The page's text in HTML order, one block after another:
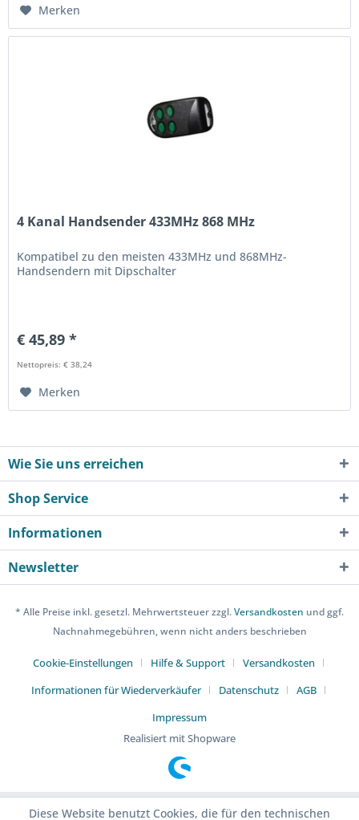
Merken
4 Kanal Handsender 433MHz 868 MHz
Kompatibel zu den meisten 433MHz und 868MHz-
Handsendern mit Dipschalter
€ 45,89 *
Nettopreis: € 38,24
Merken
Wie Sie uns erreichen
Shop Service
Informationen
Newsletter
* Alle Preise inkl. gesetzl. Mehrwertsteuer zzgl.Versandkosten und ggf.
Nachnahmegebühren, wenn nicht anders beschrieben
Cookie-Einstellungen Hilfe & Support
Versandkosten
Informationen für Wiederverkäufer
Datenschutz
AGB
Impressum
Realisiert mit Shopware
Diese Website benutzt Cookies, die für den technischen